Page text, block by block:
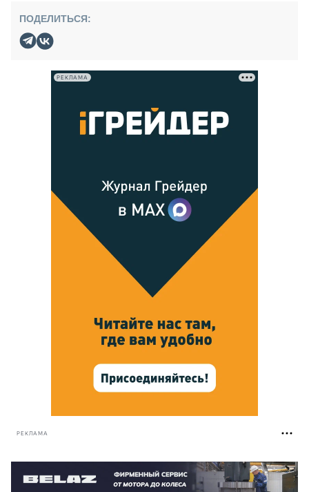
ПОДЕЛИТЬСЯ:
РЕКЛАМА
РЕКЛАМА